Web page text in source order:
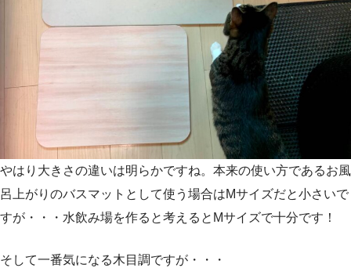
やはり大きさの違いは明らかですね。本来の使い方であるお風
呂上がりのバスマットとして使う場合はMサイズだと小さいで
すが・・・水飲み場を作ると考えるとMサイズで十分です！
そして一番気になる木目調ですが・・・